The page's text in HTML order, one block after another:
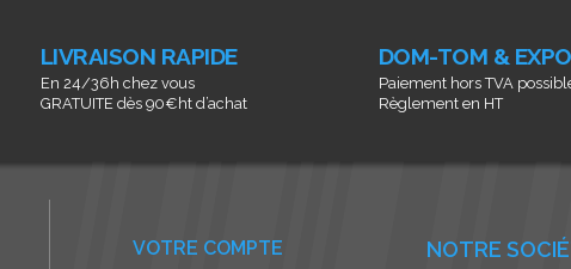
LIVRAISON RAPIDE
En 24/36h chez vous
GRATUITE dès 90€ht d’achat
DOM-TOM &
Paiement hors TVA
Règlement en HT
NOTRE
VOTRE COMPTE